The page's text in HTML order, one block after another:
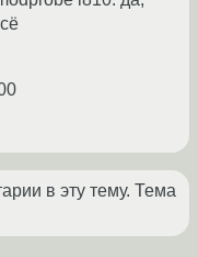
в эту тему. Тема